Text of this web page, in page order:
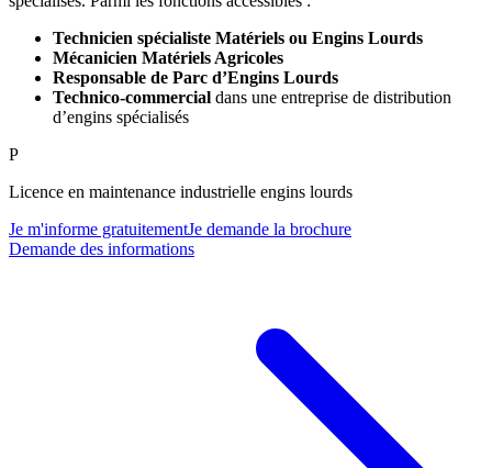
Technicien spécialiste Matériels ou Engins Lourds
Mécanicien Matériels Agricoles
Responsable de Parc d’Engins Lourds
Technico-commercial dans une entreprise de distribution
d’engins spécialisés
P
Licence en maintenance industrielle engins lourds
Je m'informe gratuitementJe demande la brochure
Demande des informations